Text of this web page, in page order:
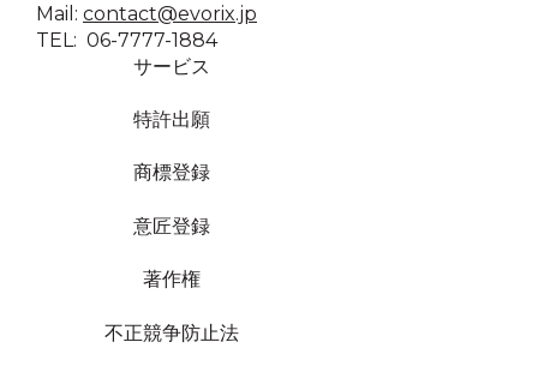
Mail: contact@evorix.jp
TEL: 06-7777-1884
サービス
特許出願
商標登録
意匠登録
著作権
不正競争防止法